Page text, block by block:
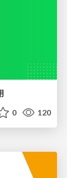
0 120